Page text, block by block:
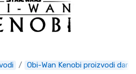
Obi-Wan Kenobi proizvodi